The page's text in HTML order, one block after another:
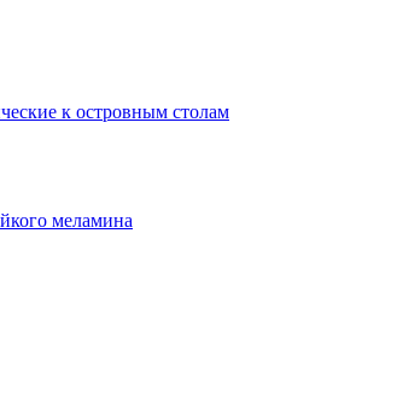
к островным столам
меламина